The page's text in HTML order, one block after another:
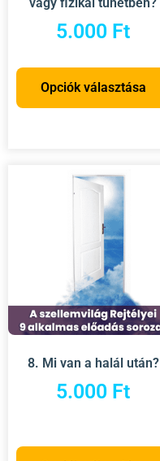
5.000 Ft
Opciók választása
8. Mi van a halál után?
5.000 Ft